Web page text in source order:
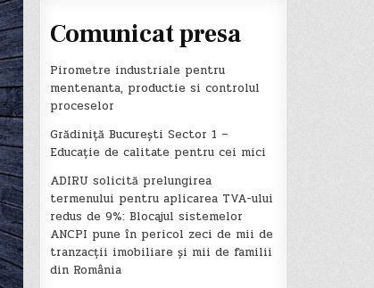
Comunicat presa
Pirometre industriale pentru
mentenanta, productie si controlul
proceselor
Grădiniță București Sector 1 –
Educație de calitate pentru cei mici
ADIRU solicită prelungirea
termenului pentru aplicarea TVA-ului
redus de 9%: Blocajul sistemelor
ANCPI pune în pericol zeci de mii de
tranzacții imobiliare și mii de familii
din România